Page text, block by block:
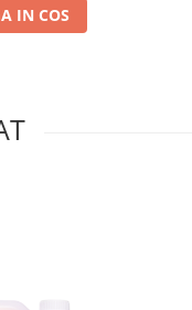
IN COS